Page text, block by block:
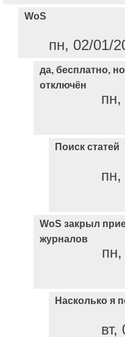
WoS
пн, 02/01/
да, бесплатно,
отключён
Поиск статей
WoS закрыл
журналов
Насколько я